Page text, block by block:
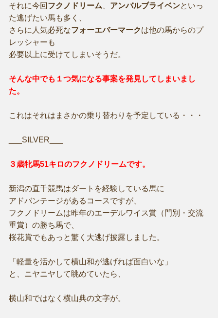
それに今回 フクノドリーム アンバルブライベンといっ
た逃げたい馬も多く、
さらに人気必死なフォーエバーマークは他の馬からのプ
レッシャーも
必要以上に受けてしまいそうだ。
そんな中でも１つ気になる事案を発見してしまいまし
た。
これはそれはまさかの乗り替わりを予定している・・・
___SILVER___
３歳牝馬51キロのフクノドリームです。
新潟の直千競馬はダートを経験している馬に
アドバンテージがあるコースですが、
フクノドリームは昨年のエーデルワイス賞（門別・交流
重賞）の勝ち馬で、
桜花賞でもあっと驚く大逃げ披露しました。
「軽量を活かして横山和が逃げれば面白いな」
と、ニヤニヤして眺めていたら、
横山和ではなく横山典の文字が。